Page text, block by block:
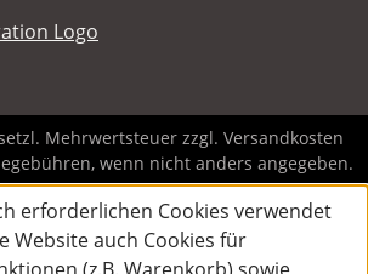
Mehrwertsteuer zzgl. Versandkosten
wenn nicht anders angegeben.
erforderlichen Cookies verwendet
Website auch Cookies für